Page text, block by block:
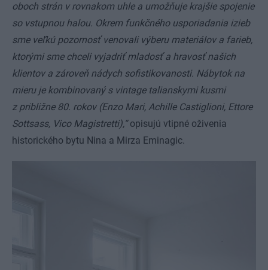
oboch strán v rovnakom uhle a umožňuje krajšie spojenie
so vstupnou halou. Okrem funkčného usporiadania izieb
sme veľkú pozornosť venovali výberu materiálov a farieb,
ktorými sme chceli vyjadriť mladosť a hravosť našich
klientov a zároveň nádych sofistikovanosti. Nábytok na
mieru je kombinovaný s vintage talianskymi kusmi
z približne 80. rokov (Enzo Mari, Achille Castiglioni, Ettore
Sottsass, Vico Magistretti),“opisujú vtipné oživenia
historického bytu Nina a Mirza Eminagic.